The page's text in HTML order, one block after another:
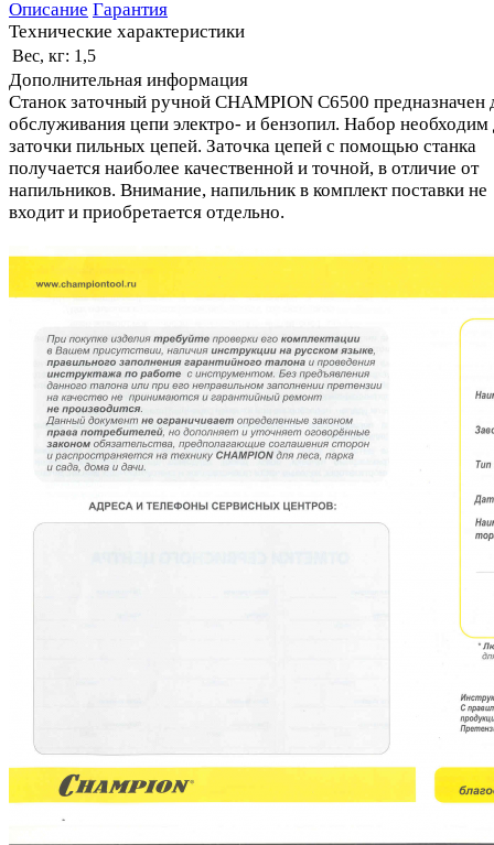
Описание Гарантия
Технические характеристики
Вес, кг: 1,5
Дополнительная информация
Станок заточный ручной CHAMPION C6500 предназначен
обслуживания цепи электро- и бензопил. Набор необходим
заточки пильных цепей. Заточка цепей с помощью станка
получается наиболее качественной и точной, в отличие от
напильников. Внимание, напильник в комплект поставки не
входит и приобретается отдельно.